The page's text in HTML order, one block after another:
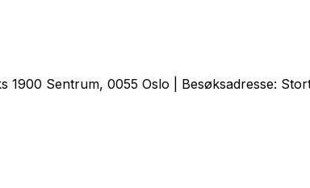
1900 Sentrum, 0055 Oslo | Besøksadresse: